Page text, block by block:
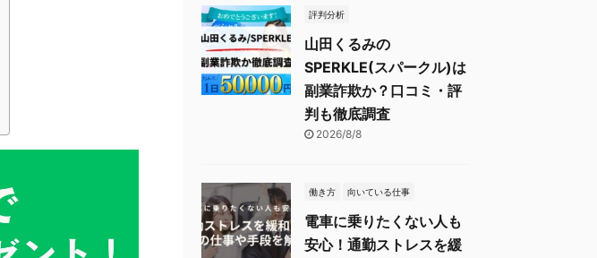
評判分析
山田くるみの
SPERKLE(スパークル)は
副業詐欺か？口コミ・評
判も徹底調査
2026/8/8
働き方 向いている仕事
電車に乗りたくない人も
安心！通勤ストレスを緩